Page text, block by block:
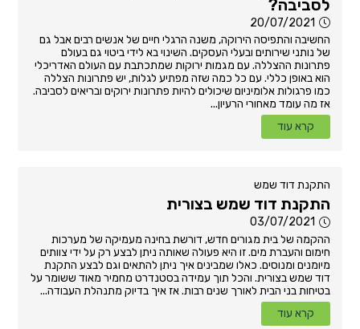
לסביבה?
20/07/2021
החשיבה והתפיסה הירוקה, משנה הרגלי חיים של אנשים רבים אבל גם
של נותני שירותים ובעלי העסקים. השינוי בא לידי ביטוי גם בעולם
פתרונות ההצללה. עם מגמות ירוקות שמתכתבת עם העולם האדריכלי
הוא באופן כללי. עם כל כמה שזה מפתיע לגלות, יש פתרונות הצללה
כמו פרגולות אלומיניום שיכולים להיות פתרונות ירוקים ובריאים לסביבה.
אז מה עומד מאחורי הרעיון...
קרא עוד
התקנת דוד שמש
התקנת דוד שמש בצורית
03/07/2021
ההקמה של בית מגורים חדש, דורשת בחינה מעמיקה של מערכות
חימום והעברת מים. זו היא פעולה שאותה ניתן לבצע רק על ידי צוותים
מיומנים ומנוסים. כאלו שמבינים איך ניתן להתאים וגם לבצע התקנת
דוד שמש בצורית. והכל תוך עמידה בסטנדרט מחמיר מאוד ששומר על
בטיחות בני הבית לאורך שנים רבות. אז איך בדיוק מתנהלת העבודה...
קרא עוד